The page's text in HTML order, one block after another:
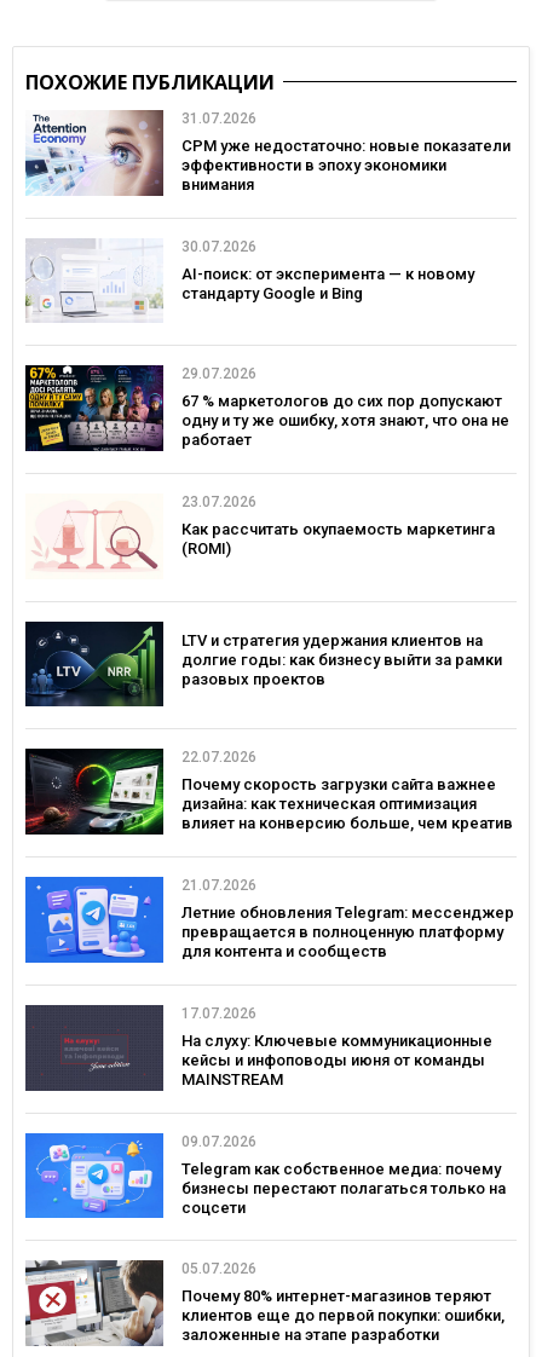
ПОХОЖИЕ ПУБЛИКАЦИИ
31.07.2026
CPM уже недостаточно: новые показатели
эффективности в эпоху экономики
внимания
30.07.2026
AI-поиск: от эксперимента — к новому
стандарту Google и Bing
29.07.2026
67 % маркетологов до сих пор допускают
одну и ту же ошибку, хотя знают, что она не
работает
23.07.2026
Как рассчитать окупаемость маркетинга
(ROMI)
LTV и стратегия удержания клиентов на
долгие годы: как бизнесу выйти за рамки
разовых проектов
22.07.2026
Почему скорость загрузки сайта важнее
дизайна: как техническая оптимизация
влияет на конверсию больше, чем креатив
21.07.2026
Летние обновления Telegram: мессенджер
превращается в полноценную платформу
для контента и сообществ
17.07.2026
На слуху: Ключевые коммуникационные
кейсы и инфоповоды июня от команды
MAINSTREAM
09.07.2026
Telegram как собственное медиа: почему
бизнесы перестают полагаться только на
соцсети
05.07.2026
Почему 80% интернет-магазинов теряют
клиентов еще до первой покупки: ошибки,
заложенные на этапе разработки